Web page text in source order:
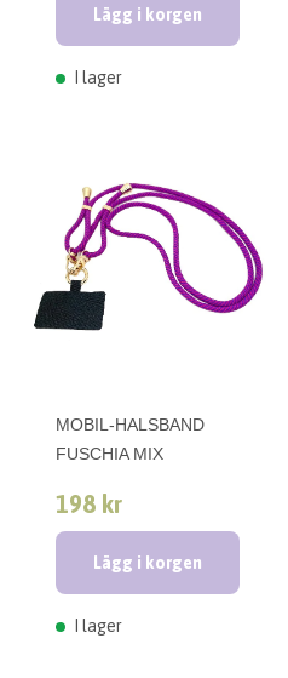
Lägg i korgen
I lager
MOBIL-HALSBAND
FUSCHIA MIX
198 kr
Lägg i korgen
I lager